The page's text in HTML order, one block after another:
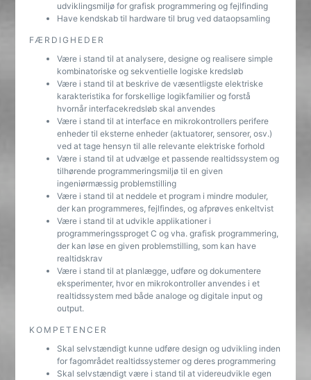
udviklingsmiljø for grafisk programmering og fejlfinding
Have kendskab til hardware til brug ved dataopsamling
FÆRDIGHEDER
Være i stand til at analysere, designe og realisere simple
kombinatoriske og sekventielle logiske kredsløb
Være i stand til at beskrive de væsentligste elektriske
karakteristika for forskellige logikfamilier og forstå
hvornår interfacekredsløb skal anvendes
Være i stand til at interface en mikrokontrollers perifere
enheder til eksterne enheder (aktuatorer, sensorer, osv.)
ved at tage hensyn til alle relevante elektriske forhold
Være i stand til at udvælge et passende realtidssystem og
tilhørende programmeringsmiljø til en given
ingeniørmæssig problemstilling
Være i stand til at neddele et program i mindre moduler,
der kan programmeres, fejlfindes, og afprøves enkeltvist
Være i stand til at udvikle applikationer i
programmeringssproget C og vha. grafisk programmering,
der kan løse en given problemstilling, som kan have
realtidskrav
Være i stand til at planlægge, udføre og dokumentere
eksperimenter, hvor en mikrokontroller anvendes i et
realtidssystem med både analoge og digitale input og
output.
KOMPETENCER
Skal selvstændigt kunne udføre design og udvikling inden
for fagområdet realtidssystemer og deres programmering
Skal selvstændigt være i stand til at videreudvikle egen